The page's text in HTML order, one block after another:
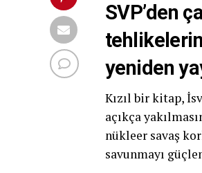
SVP’den
yeniden
Kızıl bir kitap,
açıkça
nükleer savaş
savunmayı